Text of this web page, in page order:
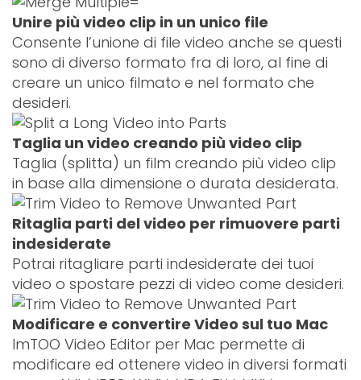
Unire più video clip in un unico file
Consente l’unione di file video anche se questi
sono di diverso formato fra di loro, al fine di
creare un unico filmato e nel formato che
desideri.
Taglia un video creando più video clip
Taglia (splitta) un film creando più video clip
in base alla dimensione o durata desiderata.
Ritaglia parti del video per rimuovere parti
indesiderate
Potrai ritagliare parti indesiderate dei tuoi
video o spostare pezzi di video come desideri.
Modificare e convertire Video sul tuo Mac
ImTOO Video Editor per Mac permette di
modificare ed ottenere video in diversi formati